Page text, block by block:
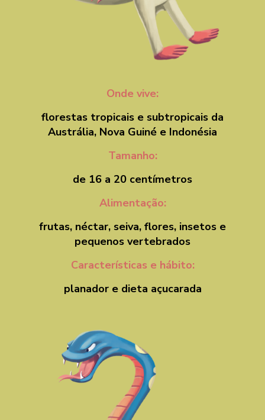
Onde vive:
florestas tropicais e subtropicais da
Austrália, Nova Guiné e Indonésia
Tamanho:
de 16 a 20 centímetros
Alimentação:
frutas, néctar, seiva, flores, insetos e
pequenos vertebrados
Características e hábito:
planador e dieta açucarada